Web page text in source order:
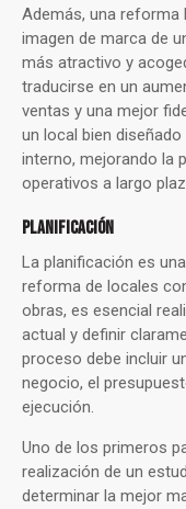
Además, una reforma
imagen de marca de
más atractivo y
traducirse en un
ventas y una mejor
un local bien
interno, mejorando la
operativos a largo
PLANIFICACIÓN
La planificación es
reforma de locales
obras, es esencial
actual y definir
proceso debe incluir
negocio, el
ejecución.
Uno de los primeros
realización de un
determinar la mejor